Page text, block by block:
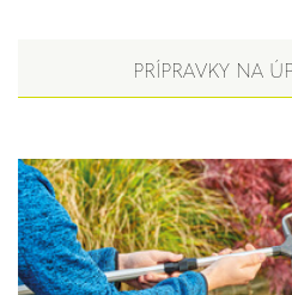
PRÍPRAVKY NA